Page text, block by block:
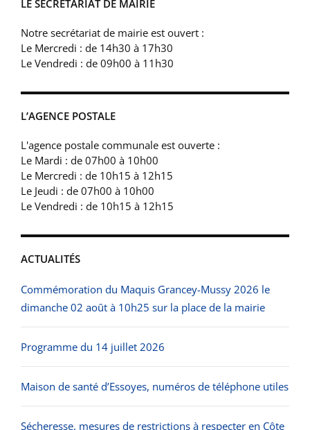
LE SECRÉTARIAT DE MAIRIE
Notre secrétariat de mairie est ouvert :
Le Mercredi : de 14h30 à 17h30
Le Vendredi : de 09h00 à 11h30
L’AGENCE POSTALE
L'agence postale communale est ouverte :
Le Mardi : de 07h00 à 10h00
Le Mercredi : de 10h15 à 12h15
Le Jeudi : de 07h00 à 10h00
Le Vendredi : de 10h15 à 12h15
ACTUALITÉS
Commémoration du Maquis Grancey-Mussy 2026 le
dimanche 02 août à 10h25 sur la place de la mairie
Programme du 14 juillet 2026
Maison de santé d’Essoyes, numéros de téléphone utiles
Sécheresse, mesures de restrictions à respecter en Côte